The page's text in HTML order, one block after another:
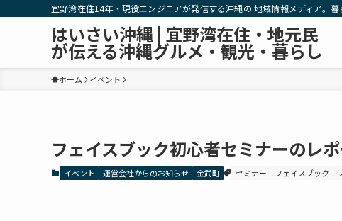
宜野湾在住14年・現役エンジニアが発信する沖縄の 地域情報メディア。
はいさい沖縄 | 宜野湾在住・地元民
が伝える沖縄グルメ・観光・暮らし
ホーム イベント
フェイスブック初心者セミナーのレ
イベント 運営会社からのお知らせ 金武町 セミナー フェイスブック